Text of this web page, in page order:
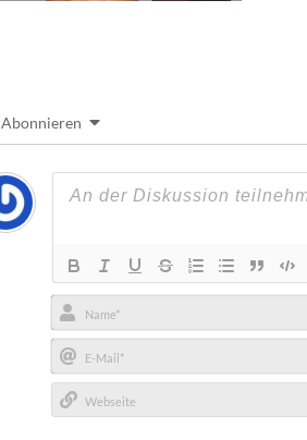
Abonnieren
Name*
E-
Mail*